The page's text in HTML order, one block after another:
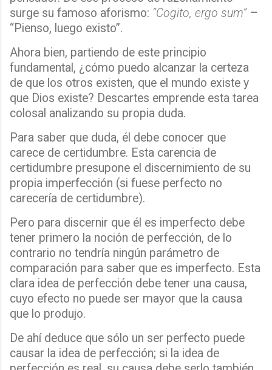
surge su famoso aforismo: “Cogito, ergo sum”–
“Pienso, luego existo”.
Ahora bien, partiendo de este principio
fundamental, ¿cómo puedo alcanzar la certeza
de que los otros existen, que el mundo existe y
que Dios existe? Descartes emprende esta tarea
colosal analizando su propia duda.
Para saber que duda, él debe conocer que
carece de certidumbre. Esta carencia de
certidumbre presupone el discernimiento de su
propia imperfección (si fuese perfecto no
carecería de certidumbre).
Pero para discernir que él es imperfecto debe
tener primero la noción de perfección, de lo
contrario no tendría ningún parámetro de
comparación para saber que es imperfecto. Esta
clara idea de perfección debe tener una causa,
cuyo efecto no puede ser mayor que la causa
que lo produjo.
De ahí deduce que sólo un ser perfecto puede
causar la idea de perfección; si la idea de